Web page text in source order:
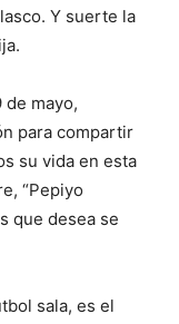
Y suerte la
de mayo,
para compartir
su vida en esta
“Pepiyo
que desea se
sala, es el